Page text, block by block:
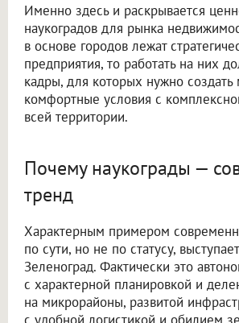
Именно здесь и раскрывается
наукоградов для рынка
в основе городов лежат
предприятия, то работать на них
кадры, для которых нужно создать
комфортные условия с
всей территории.
Почему наукограды —
тренд
Характерным примером
по сути, но не по статусу,
Зеленоград. Фактически это
с характерной планировкой и
на микрорайоны, развитой